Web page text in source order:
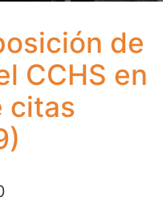
de 2019)
de
CCHS en
citas